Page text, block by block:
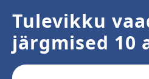
Tulevikku
järgmised 10